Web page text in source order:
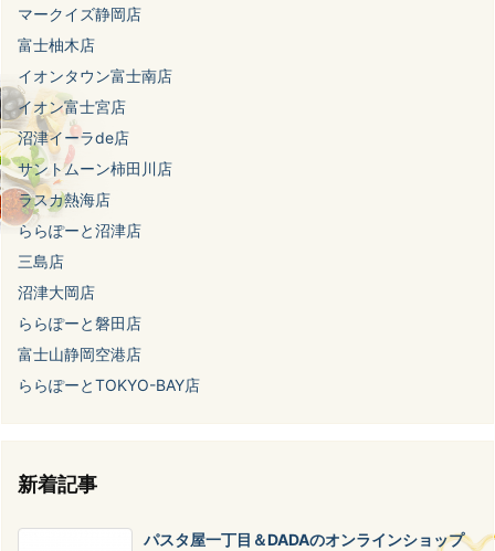
マークイズ静岡店
富士柚木店
イオンタウン富士南店
イオン富士宮店
沼津イーラde店
サントムーン柿田川店
ラスカ熱海店
ららぽーと沼津店
三島店
沼津大岡店
ららぽーと磐田店
富士山静岡空港店
ららぽーとTOKYO-BAY店
新着記事
パスタ屋一丁目＆DADAのオンラインショップ